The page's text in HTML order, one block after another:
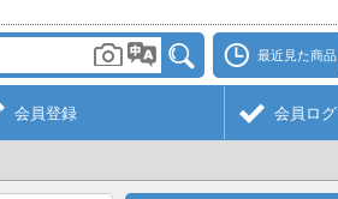
最近見た商品
会員登録 会員ロ